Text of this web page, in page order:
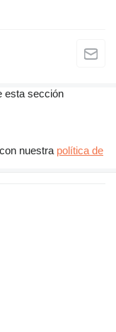
esta sección
nuestra política de